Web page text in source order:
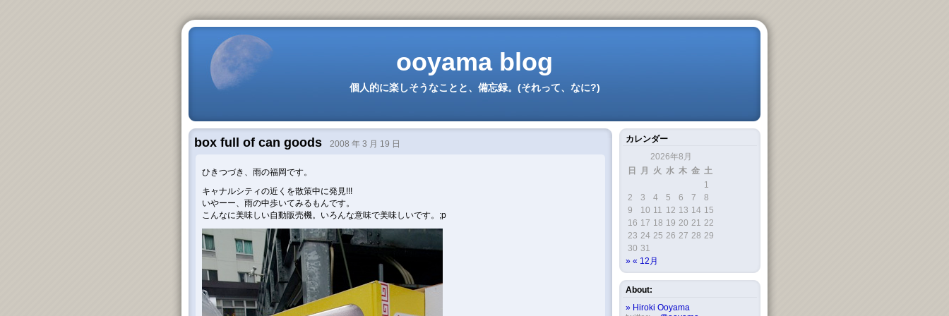
ooyama blog
個人的に楽しそうなことと、備忘録。(それって、なに?)
box full of can goods 2008 年 3 月 19 日
ひきつづき、雨の福岡です。
キャナルシティの近くを散策中に発見!!!
いやーー、雨の中歩いてみるもんです。
こんなに美味しい自動販売機。いろんな意味で美味しいです。;p
カレンダー
2026年8月
日
月 火 水 木 金 土
1
2
3 4 5 6 7
8
9
10 11 12 13 14 15
16 17 18 19 20 21 22
23 24 25 26 27 28 29
30 31
« 12月
About:
Hiroki Ooyama